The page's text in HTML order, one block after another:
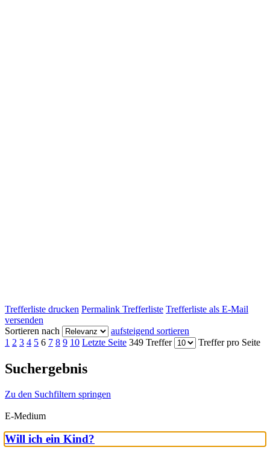
Trefferliste drucken Permalink Trefferliste Trefferliste als E-Mail
versenden
Sortieren nach
aufsteigend sortieren
1 2 3 4 5 6 7 8 9 10 Letzte Seite 349 Treffer Treffer pro Seite
Suchergebnis
Zu den Suchfiltern springen
E-Medium
Will ich ein Kind?